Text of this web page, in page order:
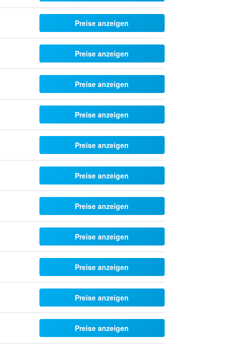
Preise anzeigen
Preise anzeigen
Preise anzeigen
Preise anzeigen
Preise anzeigen
Preise anzeigen
Preise anzeigen
Preise anzeigen
Preise anzeigen
Preise anzeigen
Preise anzeigen